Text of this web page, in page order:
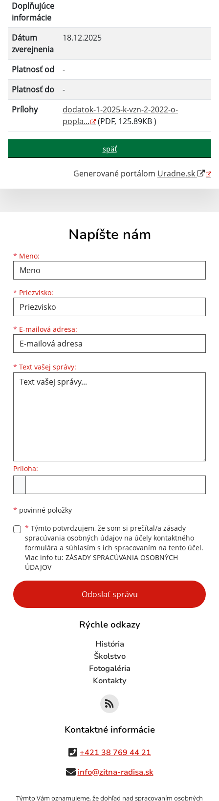
Doplňujúce
informácie
Dátum
zverejnenia
18.12.2025
Platnosť od
-
Platnosť do
-
Prílohy
dodatok-1-2025-k-vzn-2-2022-o-
popla...
(PDF, 125.89KB )
späť
Generované portálom Uradne.sk
Napíšte nám
* Meno:
Meno
* Priezvisko:
Priezvisko
* E-mailová adresa:
E-mailová adresa
* Text vašej správy:
Príloha:
* povinné položky
* Týmto potvrdzujem, že som si prečítal/a zásady
spracúvania osobných údajov na účely kontaktného
formulára a súhlasím s ich spracovaním na tento účel.
Viac info tu: ZÁSADY SPRACÚVANIA OSOBNÝCH
ÚDAJOV
Google reCaptcha Response
Odoslať správu
Rýchle odkazy
História
Školstvo
Fotogaléria
Kontakty
Kontaktné informácie
+421 38 769 44 21
info@zitna-radisa.sk
Týmto Vám oznamujeme, že dohľad nad spracovaním osobných